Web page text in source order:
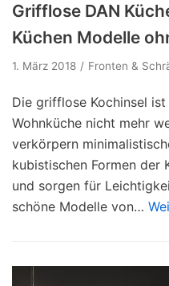
Grifflose DAN
Küchen Modelle
1. März 2018 Fronten &
Die grifflose Kochinsel
Wohnküche nicht mehr
verkörpern
kubistischen Formen der
und sorgen für
schöne Modelle von…